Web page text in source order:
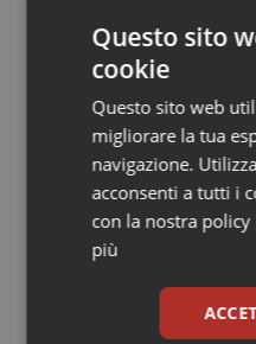
Puglia
Sardegna
Sicilia
Toscana
Malattie rare
Malattia di Crohn
Neuroscienze &
Obesità
Oftalmologia
Cloud
compliance,
Gestione
dalle Linee
Leadership
modelli di
Questo sito
cookie
Questo sito web
migliorare la tua
navigazione.
acconsenti a tutti i
con la nostra
più